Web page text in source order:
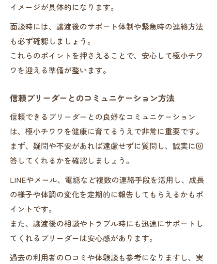
イメージが具体的になります。
面談時には、譲渡後のサポート体制や緊急時の連絡方法
も必ず確認しましょう。
これらのポイントを押さえることで、安心して極小チワ
ワを迎える準備が整います。
信頼ブリーダーとのコミュニケーション方法
信頼できるブリーダーとの良好なコミュニケーション
は、極小チワワを健康に育てるうえで非常に重要です。
まず、疑問や不安があれば遠慮せずに質問し、誠実に回
答してくれるかを確認しましょう。
LINEやメール、電話など複数の連絡手段を活用し、成長
の様子や体調の変化を定期的に報告してもらえるかもポ
イントです。
また、譲渡後の相談やトラブル時にも迅速にサポートし
てくれるブリーダーは安心感があります。
過去の利用者の口コミや体験談も参考になりますし、実